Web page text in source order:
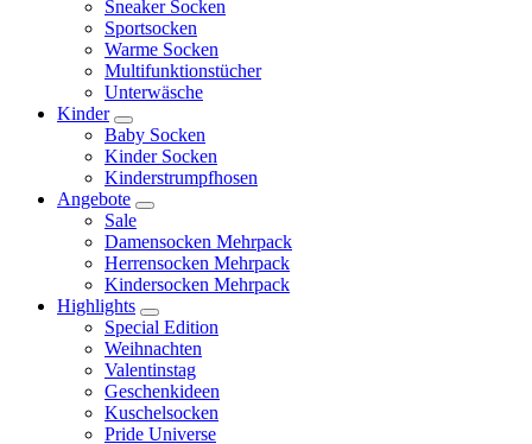
Sneaker Socken
Sportsocken
Warme Socken
Multifunktionstücher
Unterwäsche
Kinder
Baby Socken
Kinder Socken
Kinderstrumpfhosen
Angebote
Sale
Damensocken Mehrpack
Herrensocken Mehrpack
Kindersocken Mehrpack
Highlights
Special Edition
Weihnachten
Valentinstag
Geschenkideen
Kuschelsocken
Pride Universe